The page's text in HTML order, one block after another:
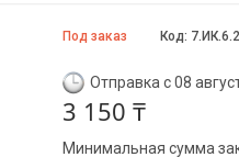
Под заказ Код:
Отправка с 08
3 150 ₸
Минимальная сумма